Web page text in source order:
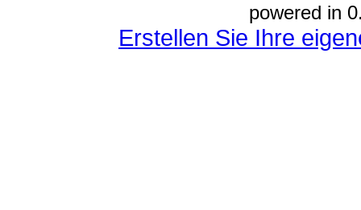
powered in
Erstellen Sie Ihre